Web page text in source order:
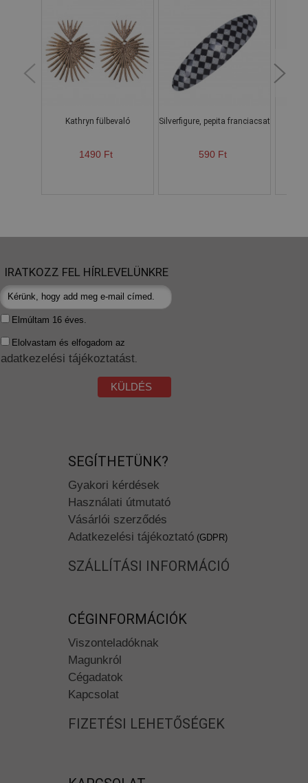
Kathryn fülbevaló
1490 Ft
Silverfigure, pepita franciacsat
590 Ft
IRATKOZZ FEL HÍRLEVELÜNKRE
Elmúltam 16 éves.
Elolvastam és elfogadom az
adatkezelési tájékoztatást
KÜLDÉS
SEGÍTHETÜNK?
Gyakori kérdések
Használati útmutató
Vásárlói szerződés
Adatkezelési tájékoztató (GDPR)
SZÁLLÍTÁSI INFORMÁCIÓ
CÉGINFORMÁCIÓK
Viszonteladóknak
Magunkról
Cégadatok
Kapcsolat
FIZETÉSI LEHETŐSÉGEK